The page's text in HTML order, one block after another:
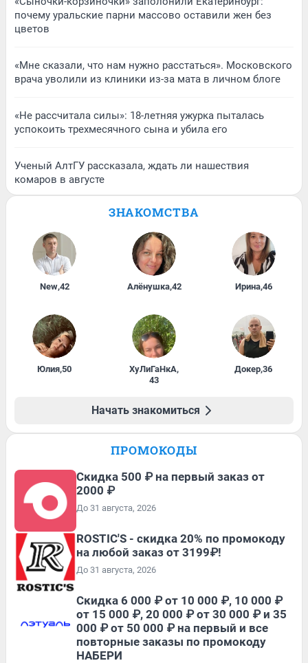
почему уральские парни массово оставили жен без
цветов
«Мне сказали, что нам нужно расстаться». Московского
врача уволили из клиники из-за мата в личном блоге
«Не рассчитала силы»: 18-летняя ужурка пыталась
успокоить трехмесячного сына и убила его
Ученый АлтГУ рассказала, ждать ли нашествия
комаров в августе
ЗНАКОМСТВА
New,42 Алёнушка,42 Ирина,46
Юлия,50 ХуЛиГаНкА,
43
Докер,36
Начать знакомиться
ПРОМОКОДЫ
Скидка 500 ₽ на первый заказ от
2000 ₽
До 31 августа, 2026
ROSTIC'S - скидка 20% по промокоду
на любой заказ от 3199₽!
До 31 августа, 2026
Скидка 6 000 ₽ от 10 000 ₽, 10 000 ₽
от 15 000 ₽, 20 000 ₽ от 30 000 ₽ и 35
000 ₽ от 50 000 ₽ на первый и все
повторные заказы по промокоду
НАБЕРИ